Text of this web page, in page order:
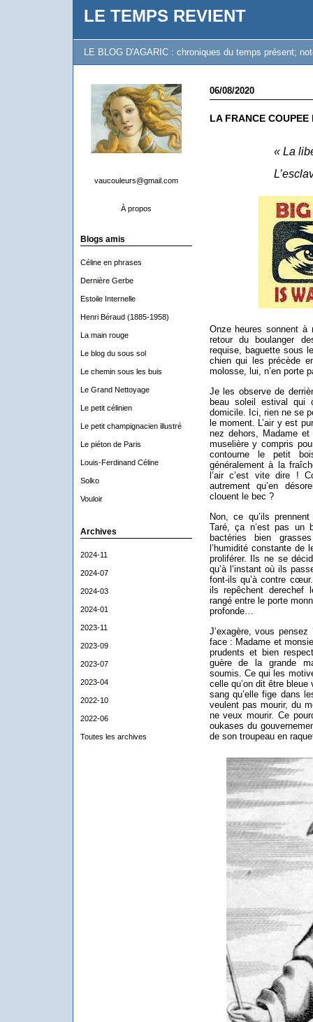
LE TEMPS REVIENT
LE BLOG D'AGARIC : chroniques du temps présent;
vaucouleurs@gmail.com
À propos
Blogs amis
Céline en phrases
Dernière Gerbe
Estoile Internelle
Henri Béraud (1885-1958)
La main rouge
Le blog du sous sol
Le chemin sous les buis
Le Grand Nettoyage
Le petit célinien
Le petit champignacien illustré
Le piéton de Paris
Louis-Ferdinand Céline
Solko
Vouloir
Archives
2024-11
2024-07
2024-03
2024-01
2023-11
2023-09
2023-07
2023-04
2022-10
2022-06
Toutes les archives
06/08/2020
LA FRANCE COUPEE
« La
Onze heures sonnent à
retour du boulanger
requise, baguette sous
chien qui les précède
molosse, lui, n’en porte
Je les observe de
beau soleil estival qui
domicile. Ici, rien ne se
le moment. L’air y est
nez dehors, Madame
muselière y compris
contourne le petit
généralement à la
l’air c’est vite dire !
autrement qu’en
clouent le bec ?
Non, ce qu’ils
Taré, ça n’est pas un
bactéries bien
l’humidité constante
proliférer. Ils ne se
qu’à l’instant où ils
font-ils qu’à contre
ils repêchent derechef
rangé entre le porte
profonde…
J’exagère, vous
face : Madame et
prudents et bien
guère de la grande
soumis. Ce qui les
celle qu’on dit être
sang qu’elle fige dans
veulent pas mourir, du
ne veux mourir. Ce
oukases du
de son troupeau en